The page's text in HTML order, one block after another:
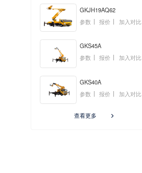
GKJH19AQ62
参数
报价 加入对比
GKS45A
参数
报价 加入对比
GKS40A
参数
报价 加入对比
查看更多 